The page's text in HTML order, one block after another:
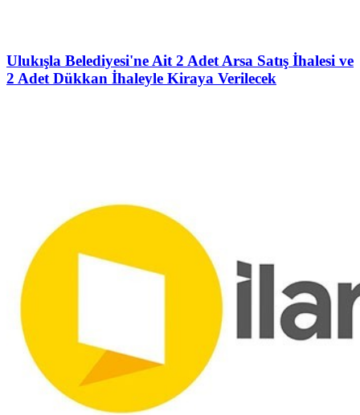
Ulukışla Belediyesi'ne Ait 2 Adet Arsa Satış İhalesi ve
2 Adet Dükkan İhaleyle Kiraya Verilecek